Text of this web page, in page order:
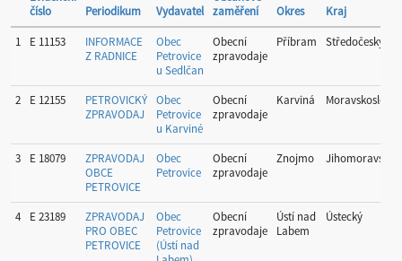
číslo
Periodikum Vydavatel zaměření
Okres
Kraj
1
E 11153
INFORMACE
Z RADNICE
Obec
Petrovice
u Sedlčan
Obecní
zpravodaje
Příbram Středočeský
2 E 12155
PETROVICKÝ
ZPRAVODAJ
Obec
Petrovice
u Karviné
Obecní
zpravodaje
Karviná
3 E 18079
ZPRAVODAJ
OBCE
PETROVICE
Obec
Petrovice
Obecní
zpravodaje
Znojmo Jihomoravský
4 E 23189
ZPRAVODAJ
PRO OBEC
PETROVICE
Obec
Petrovice
(Ústí nad
Obecní
zpravodaje
Ústí nad
Labem
Ústecký